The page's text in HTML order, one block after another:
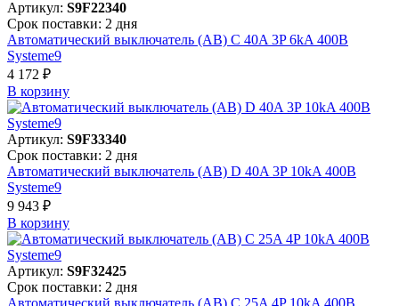
Артикул: S9F22340
Срок поставки: 2 дня
Автоматический выключатель (АВ) C 40A 3P 6kA 400В
Systeme9
4 172 ₽
В корзинy
Артикул: S9F33340
Срок поставки: 2 дня
Автоматический выключатель (АВ) D 40A 3P 10kA 400В
Systeme9
9 943 ₽
В корзинy
Артикул: S9F32425
Срок поставки: 2 дня
Автоматический выключатель (АВ) C 25A 4P 10kA 400В